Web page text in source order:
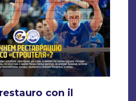
con il